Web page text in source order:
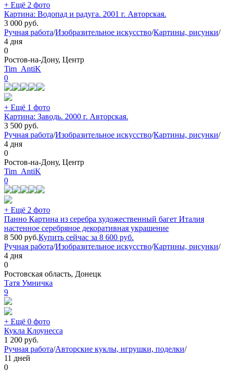
+ Ещё 2 фото
Картина: Водопад и радуга. 2001 г. Авторская.
3 000 руб.
Ручная работа/Изобразительное искусство/Картины, рисунки/
4 дня
0
Ростов-на-Дону, Центр
Tim_AntiK
0
+ Ещё 1 фото
Картина: Заводь. 2000 г. Авторская.
3 500 руб.
Ручная работа/Изобразительное искусство/Картины, рисунки/
4 дня
0
Ростов-на-Дону, Центр
Tim_AntiK
0
+ Ещё 2 фото
Панно Картина из серебра художественный багет Италия
настенное серебряное декоративная украшение
8 500 руб.Купить сейчас за 8 600 руб.
Ручная работа/Изобразительное искусство/Картины, рисунки/
4 дня
0
Ростовская область, Донецк
Татя Умничка
9
+ Ещё 0 фото
Кукла Клоунесса
1 200 руб.
Ручная работа/Авторские куклы, игрушки, поделки/
11 дней
0